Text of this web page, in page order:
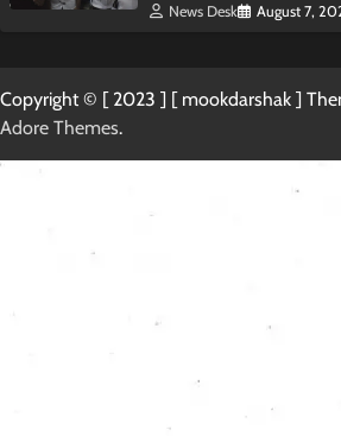
News Desk August 7,
Copyright © [ 2023 ] [ mookdarshak ]
Adore Themes.